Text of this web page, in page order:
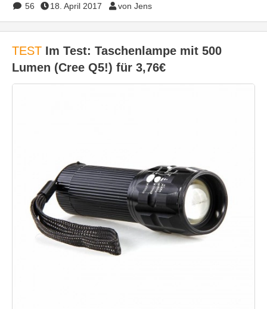
56 18. April 2017 von Jens
TEST Im Test: Taschenlampe mit 500
Lumen (Cree Q5!) für 3,76€